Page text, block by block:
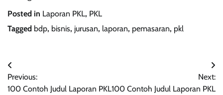
Posted in Laporan PKL, PKL
Tagged bdp, bisnis, jurusan, laporan, pemasaran, pkl
Navigasi
pos
Previous:
100 Contoh Judul Laporan PKL
Next:
100 Contoh Judul Laporan PKL